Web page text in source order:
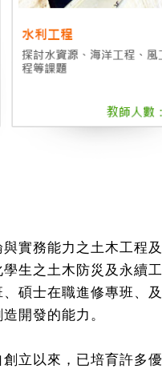
實務能力之土木工程
生之土木防災及永續
碩士在職進修專班、
開發的能力。
立以來，已培育許多